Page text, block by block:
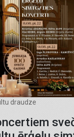
draudze